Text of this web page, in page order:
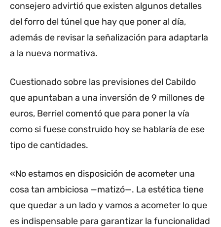
consejero advirtió que existen algunos detalles
del forro del túnel que hay que poner al día,
además de revisar la señalización para adaptarla
a la nueva normativa.
Cuestionado sobre las previsiones del Cabildo
que apuntaban a una inversión de 9 millones de
euros, Berriel comentó que para poner la vía
como si fuese construido hoy se hablaría de ese
tipo de cantidades.
«No estamos en disposición de acometer una
cosa tan ambiciosa —matizó—. La estética tiene
que quedar a un lado y vamos a acometer lo que
es indispensable para garantizar la funcionalidad